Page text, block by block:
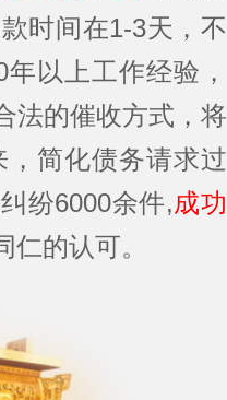
时间在1-3天，不
以上工作经验，
法的催收方式，将
简化债务请求过
纷6000余件,成功
仁的认可。